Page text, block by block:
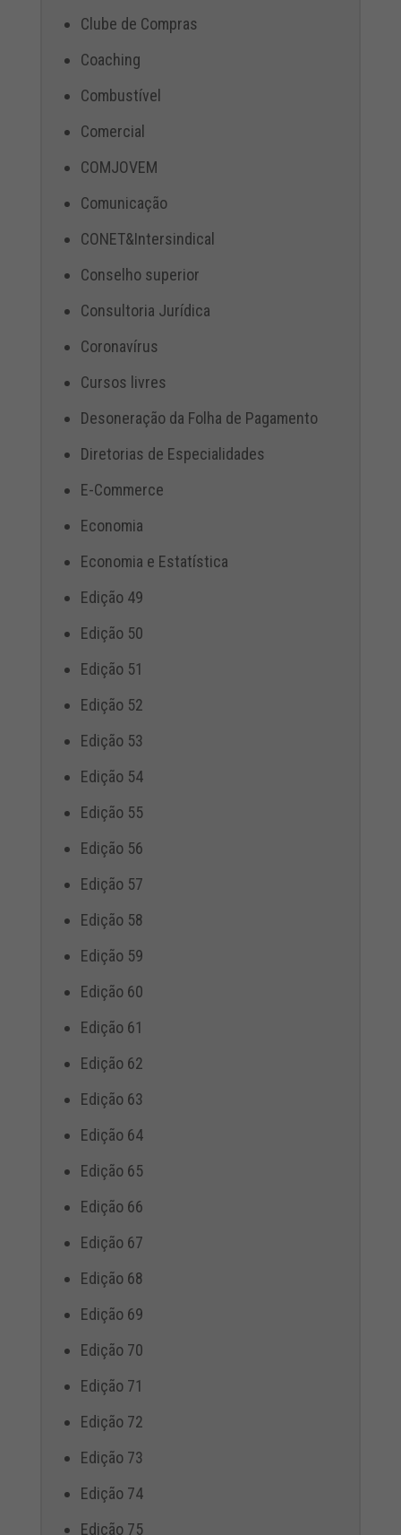
Clube de Compras
Coaching
Combustível
Comercial
COMJOVEM
Comunicação
CONET&Intersindical
Conselho superior
Consultoria Jurídica
Coronavírus
Cursos livres
Desoneração da Folha de Pagamento
Diretorias de Especialidades
E-Commerce
Economia
Economia e Estatística
Edição 49
Edição 50
Edição 51
Edição 52
Edição 53
Edição 54
Edição 55
Edição 56
Edição 57
Edição 58
Edição 59
Edição 60
Edição 61
Edição 62
Edição 63
Edição 64
Edição 65
Edição 66
Edição 67
Edição 68
Edição 69
Edição 70
Edição 71
Edição 72
Edição 73
Edição 74
Edição 75